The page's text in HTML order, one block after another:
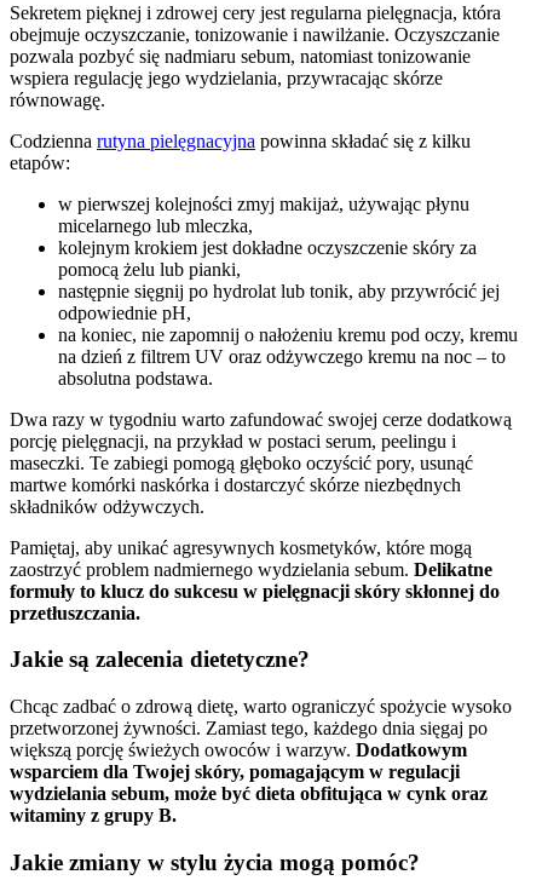
Sekretem pięknej i zdrowej cery jest regularna pielęgnacja, która
obejmuje oczyszczanie, tonizowanie i nawilżanie. Oczyszczanie
pozwala pozbyć się nadmiaru sebum, natomiast tonizowanie
wspiera regulację jego wydzielania, przywracając skórze
równowagę.
Codzienna rutyna pielęgnacyjna powinna składać się z kilku
etapów:
w pierwszej kolejności zmyj makijaż, używając płynu
micelarnego lub mleczka,
kolejnym krokiem jest dokładne oczyszczenie skóry za
pomocą żelu lub pianki,
następnie sięgnij po hydrolat lub tonik, aby przywrócić jej
odpowiednie pH,
na koniec, nie zapomnij o nałożeniu kremu pod oczy, kremu
na dzień z filtrem UV oraz odżywczego kremu na noc – to
absolutna podstawa.
Dwa razy w tygodniu warto zafundować swojej cerze dodatkową
porcję pielęgnacji, na przykład w postaci serum, peelingu i
maseczki. Te zabiegi pomogą głęboko oczyścić pory, usunąć
martwe komórki naskórka i dostarczyć skórze niezbędnych
składników odżywczych.
Pamiętaj, aby unikać agresywnych kosmetyków, które mogą
zaostrzyć problem nadmiernego wydzielania sebum. Delikatne
formuły to klucz do sukcesu w pielęgnacji skóry skłonnej do
przetłuszczania.
Jakie są zalecenia dietetyczne?
Chcąc zadbać o zdrową dietę, warto ograniczyć spożycie wysoko
przetworzonej żywności. Zamiast tego, każdego dnia sięgaj po
większą porcję świeżych owoców i warzyw. Dodatkowym
wsparciem dla Twojej skóry, pomagającym w regulacji
wydzielania sebum, może być dieta obfitująca w cynk oraz
witaminy z grupy B.
Jakie zmiany w stylu życia mogą pomóc?